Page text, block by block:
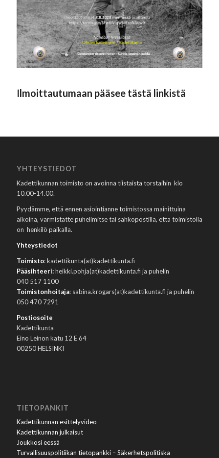
Ilmoittautumaan pääsee tästä linkistä
YHTEYSTIEDOT
Kadettikunnan toimisto on avoinna tiistaista torstaihin klo
10.00-14.00.
Pyydämme, että ennen asiointianne toimistossa mainittuina
aikoina, varmistatte puhelimitse tai sähköpostilla, että toimistolla
on henkilö paikalla.
Yhteystiedot
Toimisto: kadettikunta(at)kadettikunta.fi
Pääsihteeri:heikki.pohja(at)kadettikunta.fi ja puhelin
040 517 1100
Toimistonhoitaja: sabina.krogars(at)kadettikunta.fi ja puhelin
050 470 7291
Postiosoite
Kadettikunta
Eino Leinon katu 12 E 64
00250 HELSINKI
TIETOPANKIT
Kadettikunnan esittelyvideo
Kadettikunnan julkaisut
Joukkosi eessä
Turvallisuuspolitiikan tietopankki – Säkerhetspolitiska